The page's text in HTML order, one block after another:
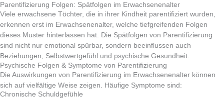
Parentifizierung Folgen: Spätfolgen im Erwachsenenalter
Viele erwachsene Töchter, die in ihrer Kindheit parentifiziert wurden,
erkennen erst im Erwachsenenalter, welche tiefgreifenden Folgen
dieses Muster hinterlassen hat. Die Spätfolgen von Parentifizierung
sind nicht nur emotional spürbar, sondern beeinflussen auch
Beziehungen, Selbstwertgefühl und psychische Gesundheit.
Psychische Folgen & Symptome von Parentifizierung
Die Auswirkungen von Parentifizierung im Erwachsenenalter können
sich auf vielfältige Weise zeigen. Häufige Symptome sind:
Chronische Schuldgefühle